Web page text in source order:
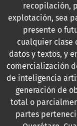
recopilación,
explotación, sea
presente o
cualquier
datos y textos, y
comercialización
de inteligencia
generación de
total o
partes